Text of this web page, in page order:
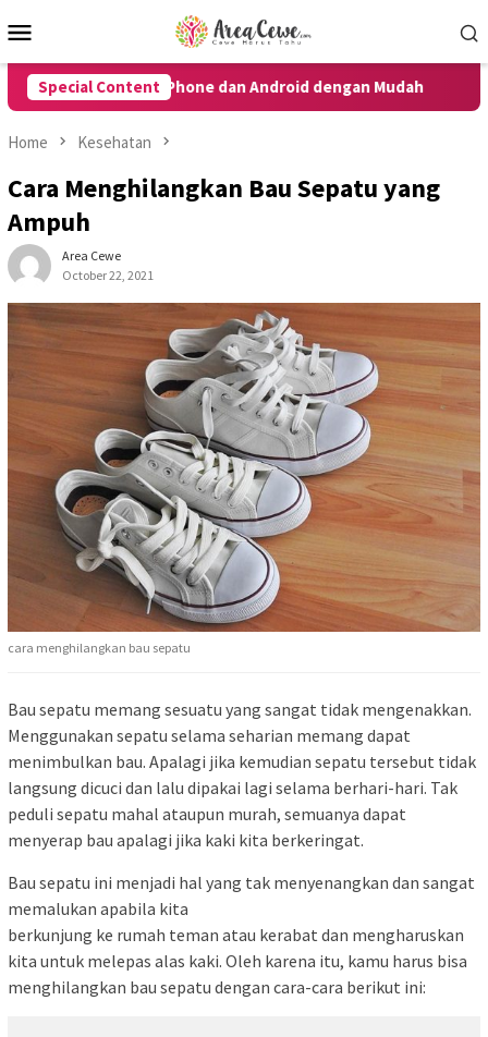
to
Menu
Special Content
untuk iPhone dan Android dengan Mudah 10 Cara
Home Kesehatan
Cara Menghilangkan Bau Sepatu yang
Ampuh
Area Cewe
October 22, 2021
cara menghilangkan bau sepatu
Bau sepatu memang sesuatu yang sangat tidak mengenakkan.
Menggunakan sepatu selama seharian memang dapat
menimbulkan bau. Apalagi jika kemudian sepatu tersebut tidak
langsung dicuci dan lalu dipakai lagi selama berhari-hari. Tak
peduli sepatu mahal ataupun murah, semuanya dapat
menyerap bau apalagi jika kaki kita berkeringat.
Bau sepatu ini menjadi hal yang tak menyenangkan dan sangat
memalukan apabila kita
berkunjung ke rumah teman atau kerabat dan mengharuskan
kita untuk melepas alas kaki. Oleh karena itu, kamu harus bisa
menghilangkan bau sepatu dengan cara-cara berikut ini: